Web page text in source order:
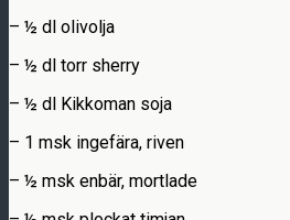
– ½ dl olivolja
– ½ dl torr sherry
– ½ dl Kikkoman soja
– 1 msk ingefära, riven
– ½ msk enbär, mortlade